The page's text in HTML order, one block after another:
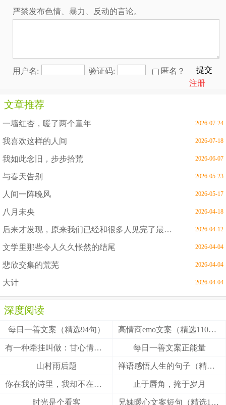
严禁发布色情、暴力、反动的言论。
用户名: 验证码: 匿名？
提交
注册
文章推荐
一墙红杏，暖了两个童年 2026-07-24
我喜欢这样的人间 2026-07-18
我如此念旧，步步拾荒 2026-06-07
与春天告别 2026-05-23
人间一阵晚风 2026-05-17
八月未央 2026-04-18
后来才发现，原来我们已经和很多人见完了最后一面 2026-04-12
文学里那些令人久久怅然的结尾 2026-04-04
悲欣交集的荒芜 2026-04-04
大计 2026-04-04
深度阅读
每日一善文案（精选94句） 高情商emo文案（精选110句）
有一种牵挂叫做：甘心情愿！ 每日一善文案正能量
山村雨后题 禅语感悟人生的句子（精选27句）
你在我的诗里，我却不在你的梦里 止于唇角，掩于岁月
时光是个看客 兄妹暖心文案短句（精选100句）